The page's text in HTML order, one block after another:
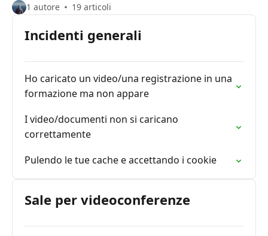
1 autore 19 articoli
Incidenti generali
Ho caricato un video/una registrazione in una
formazione ma non appare
I video/documenti non si caricano
correttamente
Pulendo le tue cache e accettando i cookie
Sale per videoconferenze